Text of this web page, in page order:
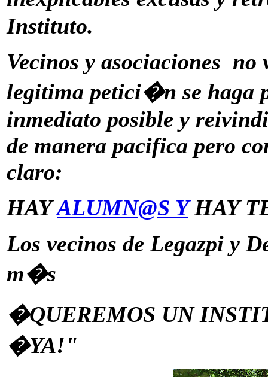
Instituto.
Vecinos y asociaciones
legitima petici�n se haga
inmediato posible y
de manera pacifica pero
claro:
HAYALUMN@S YHAY
Los vecinos de Legazpi y
m�s
�QUEREMOS UN
�YA!"